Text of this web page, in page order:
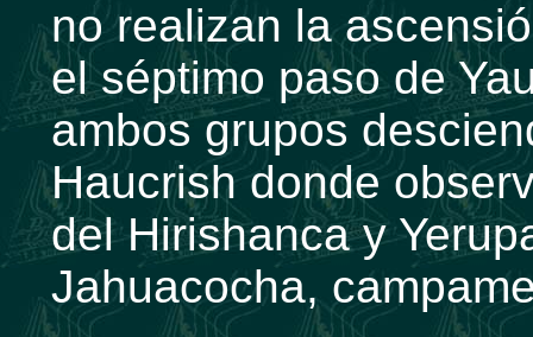
no realizan la
el séptimo paso de
ambos grupos
Haucrish donde
del Hirishanca y
Jahuacocha,